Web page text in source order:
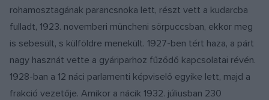
rohamosztagának parancsnoka lett, részt vett a kudarcba
fulladt, 1923. novemberi müncheni sörpuccsban, ekkor meg
is sebesült, s külföldre menekült. 1927-ben tért haza, a párt
nagy hasznát vette a gyáriparhoz fűződő kapcsolatai révén.
1928-ban a 12 náci parlamenti képviselő egyike lett, majd a
frakció vezetője. Amikor a nácik 1932. júliusban 230